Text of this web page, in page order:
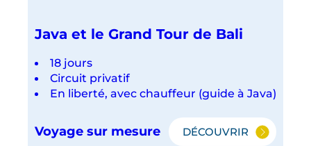
Java et le Grand Tour de Bali
18 jours
Circuit privatif
En liberté, avec chauffeur (guide à Java)
Voyage sur mesure DÉCOUVRIR
JAVA